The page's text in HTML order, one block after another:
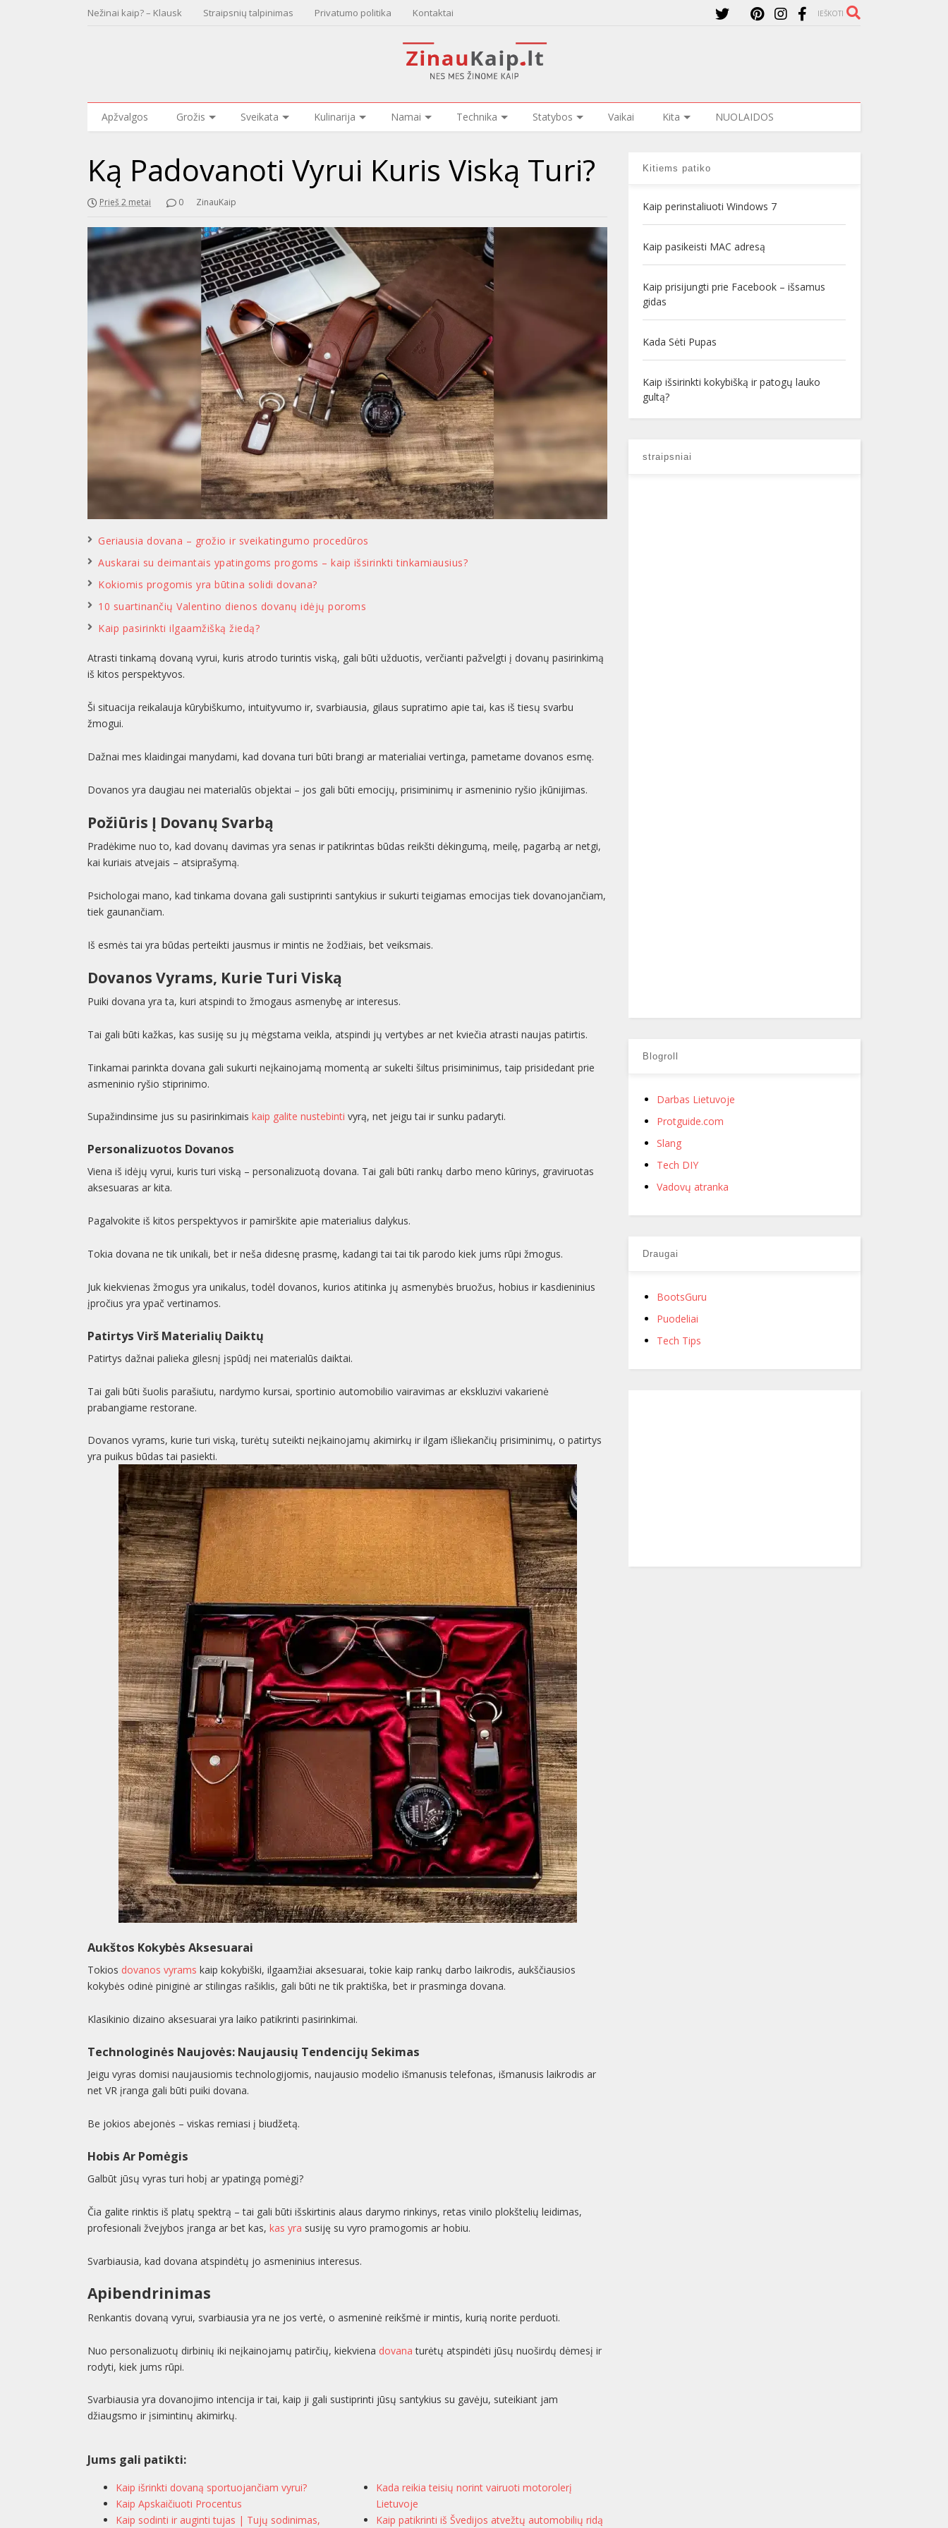
Nežinai kaip? – Klausk Straipsnių talpinimas Privatumo politika Kontaktai IEŠKOTI
Apžvalgos Grožis Sveikata Kulinarija Namai Technika Statybos Vaikai Kita NUOLAIDOS
Ką Padovanoti Vyrui Kuris Viską Turi?
Prieš 2 metai 0 ZinauKaip
Geriausia dovana – grožio ir sveikatingumo procedūros
Auskarai su deimantais ypatingoms progoms – kaip išsirinkti tinkamiausius?
Kokiomis progomis yra būtina solidi dovana?
10 suartinančių Valentino dienos dovanų idėjų poroms
Kaip pasirinkti ilgaamžišką žiedą?
Atrasti tinkamą dovaną vyrui, kuris atrodo turintis viską, gali būti užduotis, verčianti pažvelgti į dovanų pasirinkimą
iš kitos perspektyvos.
Ši situacija reikalauja kūrybiškumo, intuityvumo ir, svarbiausia, gilaus supratimo apie tai, kas iš tiesų svarbu
žmogui.
Dažnai mes klaidingai manydami, kad dovana turi būti brangi ar materialiai vertinga, pametame dovanos esmę.
Dovanos yra daugiau nei materialūs objektai – jos gali būti emocijų, prisiminimų ir asmeninio ryšio įkūnijimas.
Požiūris Į Dovanų Svarbą
Pradėkime nuo to, kad dovanų davimas yra senas ir patikrintas būdas reikšti dėkingumą, meilę, pagarbą ar netgi,
kai kuriais atvejais – atsiprašymą.
Psichologai mano, kad tinkama dovana gali sustiprinti santykius ir sukurti teigiamas emocijas tiek dovanojančiam,
tiek gaunančiam.
Iš esmės tai yra būdas perteikti jausmus ir mintis ne žodžiais, bet veiksmais.
Dovanos Vyrams, Kurie Turi Viską
Puiki dovana yra ta, kuri atspindi to žmogaus asmenybę ar interesus.
Tai gali būti kažkas, kas susiję su jų mėgstama veikla, atspindi jų vertybes ar net kviečia atrasti naujas patirtis.
Tinkamai parinkta dovana gali sukurti neįkainojamą momentą ar sukelti šiltus prisiminimus, taip prisidedant prie
asmeninio ryšio stiprinimo.
Supažindinsime jus su pasirinkimaiskaip galite nustebinti vyrą, net jeigu tai ir sunku padaryti.
Personalizuotos Dovanos
Viena iš idėjų vyrui, kuris turi viską – personalizuotą dovana. Tai gali būti rankų darbo meno kūrinys, graviruotas
aksesuaras ar kita.
Pagalvokite iš kitos perspektyvos ir pamirškite apie materialius dalykus.
Tokia dovana ne tik unikali, bet ir neša didesnę prasmę, kadangi tai tai tik parodo kiek jums rūpi žmogus.
Juk kiekvienas žmogus yra unikalus, todėl dovanos, kurios atitinka jų asmenybės bruožus, hobius ir kasdieninius
įpročius yra ypač vertinamos.
Patirtys Virš Materialių Daiktų
Patirtys dažnai palieka gilesnį įspūdį nei materialūs daiktai.
Tai gali būti šuolis parašiutu, nardymo kursai, sportinio automobilio vairavimas ar ekskluzivi vakarienė
prabangiame restorane.
Dovanos vyrams, kurie turi viską, turėtų suteikti neįkainojamų akimirkų ir ilgam išliekančių prisiminimų, o patirtys
yra puikus būdas tai pasiekti.
Aukštos Kokybės Aksesuarai
Tokios dovanos vyrams kaip kokybiški, ilgaamžiai aksesuarai, tokie kaip rankų darbo laikrodis, aukščiausios
kokybės odinė piniginė ar stilingas rašiklis, gali būti ne tik praktiška, bet ir prasminga dovana.
Klasikinio dizaino aksesuarai yra laiko patikrinti pasirinkimai.
Technologinės Naujovės: Naujausių Tendencijų Sekimas
Jeigu vyras domisi naujausiomis technologijomis, naujausio modelio išmanusis telefonas, išmanusis laikrodis ar
net VR įranga gali būti puiki dovana.
Be jokios abejonės – viskas remiasi į biudžetą.
Hobis Ar Pomėgis
Galbūt jūsų vyras turi hobį ar ypatingą pomėgį?
Čia galite rinktis iš platų spektrą – tai gali būti išskirtinis alaus darymo rinkinys, retas vinilo plokštelių leidimas,
profesionali žvejybos įranga ar bet kas,kas yra susiję su vyro pramogomis ar hobiu.
Svarbiausia, kad dovana atspindėtų jo asmeninius interesus.
Apibendrinimas
Renkantis dovaną vyrui, svarbiausia yra ne jos vertė, o asmeninė reikšmė ir mintis, kurią norite perduoti.
Nuo personalizuotų dirbinių iki neįkainojamų patirčių, kiekviena dovana turėtų atspindėti jūsų nuoširdų dėmesį ir
rodyti, kiek jums rūpi.
Svarbiausia yra dovanojimo intencija ir tai, kaip ji gali sustiprinti jūsų santykius su gavėju, suteikiant jam
džiaugsmo ir įsimintinų akimirkų.
Jums gali patikti:
Kaip išrinkti dovaną sportuojančiam vyrui?
Kaip Apskaičiuoti Procentus
Kaip sodinti ir auginti tujas | Tujų sodinimas,
Kada reikia teisių norint vairuoti motorolerį
Lietuvoje
Kaip patikrinti iš Švedijos atvežtų automobilių ridą
Kitiems patiko
Kaip perinstaliuoti Windows 7
Kaip pasikeisti MAC adresą
Kaip prisijungti prie Facebook – išsamus
gidas
Kada Sėti Pupas
Kaip išsirinkti kokybišką ir patogų lauko
gultą?
straipsniai
Blogroll
Darbas Lietuvoje
Protguide.com
Slang
Tech DIY
Vadovų atranka
Draugai
BootsGuru
Puodeliai
Tech Tips